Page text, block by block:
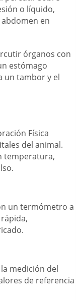
o líquido,
en
órganos con
estómago
un tambor y el
Física
del animal.
temperatura,
un termómetro a
medición del
de referencia